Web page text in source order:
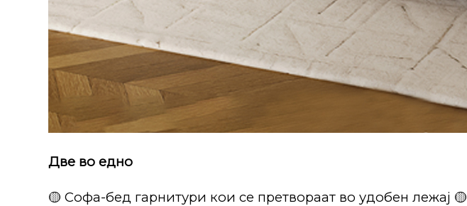
Две во едно
🟡 Софа-бед гарнитури кои се претвораат во удобен лежај 🟡